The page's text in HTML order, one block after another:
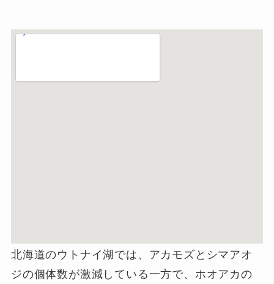
北海道のウトナイ湖では、アカモズとシマアオ
ジの個体数が激減している一方で、ホオアカの